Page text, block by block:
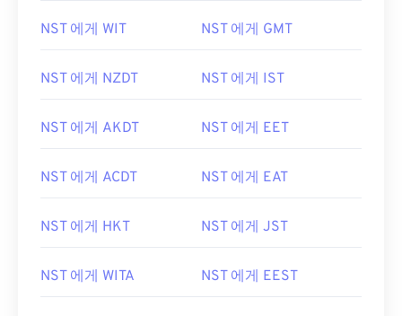
NST 에게 WIT NST 에게 GMT
NST 에게 NZDT NST 에게 IST
NST 에게 AKDT NST 에게 EET
NST 에게 ACDT NST 에게 EAT
NST 에게 HKT NST 에게 JST
NST 에게 WITA NST 에게 EEST